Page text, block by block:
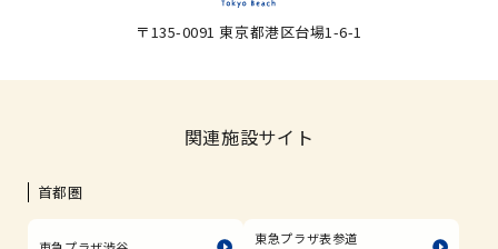
〒135-0091 東京都港区台場1-6-1
関連施設サイト
首都圏
東急プラザ表参道